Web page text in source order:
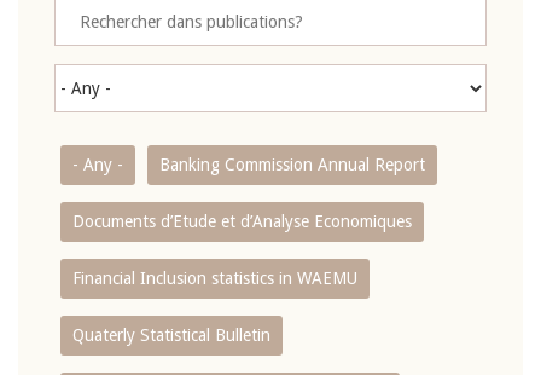
- Any - Banking Commission Annual Report
Documents d’Etude et d’Analyse Economiques
Financial Inclusion statistics in WAEMU
Quaterly Statistical Bulletin